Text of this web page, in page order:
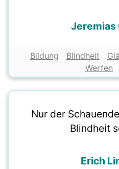
Bildung Blindheit
Werfen
Nur der
Blindheit
Erich